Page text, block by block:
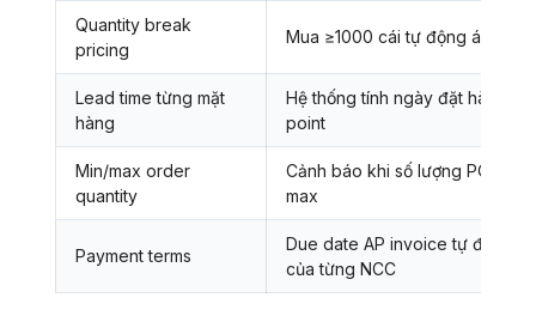
Quantity break
pricing
Mua ≥1000 cái tự động áp giá
Lead time từng mặt
hàng
Hệ thống tính ngày đặt hàng
point
Min/max order
quantity
Cảnh báo khi số lượng PO
max
Payment terms
Due date AP invoice tự động
của từng NCC